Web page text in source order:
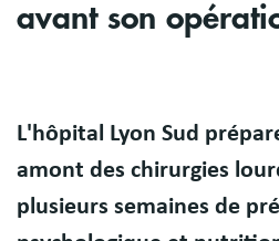
avant son
Body
L'hôpital Lyon Sud
amont des chirurgies
plusieurs semaines de